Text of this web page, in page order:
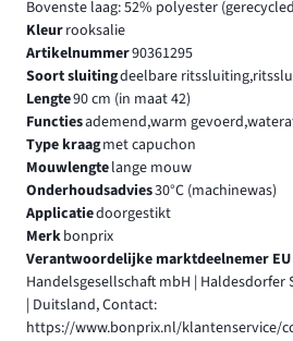
Bovenste laag: 52% polyester
Kleurrooksalie
Artikelnummer90361295
Soort sluitingdeelbare
Lengte90 cm (in maat 42)
Functiesademend,warm
Type kraagmet capuchon
Mouwlengtelange mouw
Onderhoudsadvies30°C (machinewas)
Applicatiedoorgestikt
Merkbonprix
Verantwoordelijke marktdeelnemer EU
Handelsgesellschaft mbH | Haldesdorfer
| Duitsland, Contact:
https://www.bonprix.nl/klantenservice/